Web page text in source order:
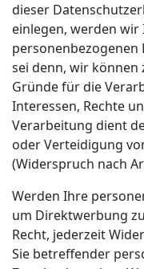
dieser
einlegen, werden
personenbezogenen
sei denn, wir
Gründe für die
Interessen, Rechte
Verarbeitung dient
oder Verteidigung
(Widerspruch nach
Werden Ihre
um Direktwerbung
Recht, jederzeit
Sie betreffender